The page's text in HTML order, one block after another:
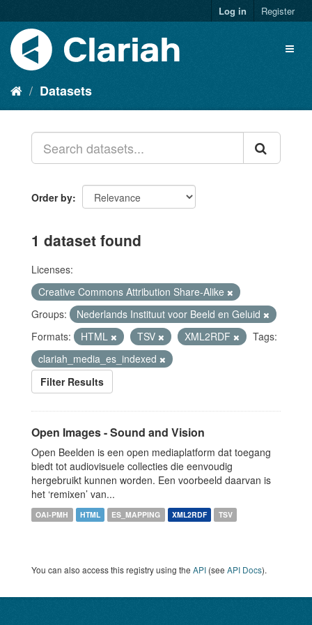
Log in Register
Datasets
Order by
1 dataset found
Licenses:
Creative Commons Attribution Share-Alike
Groups:
Nederlands Instituut voor Beeld en Geluid
Formats:
HTML TSV XML2RDF
Tags:
clariah_media_es_indexed
Filter Results
Open Images - Sound and Vision
Open Beelden is een open mediaplatform dat toegang
biedt tot audiovisuele collecties die eenvoudig
hergebruikt kunnen worden. Een voorbeeld daarvan is
het ‘remixen’ van...
OAI-PMH HTML ES_MAPPING XML2RDF TSV
You can also access this registry using the API (see API Docs).